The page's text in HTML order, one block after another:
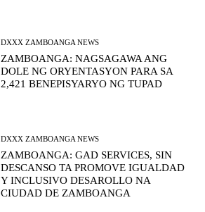
DXXX ZAMBOANGA NEWS
ZAMBOANGA: NAGSAGAWA ANG
DOLE NG ORYENTASYON PARA SA
2,421 BENEPISYARYO NG TUPAD
DXXX ZAMBOANGA NEWS
ZAMBOANGA: GAD SERVICES, SIN
DESCANSO TA PROMOVE IGUALDAD
Y INCLUSIVO DESAROLLO NA
CIUDAD DE ZAMBOANGA